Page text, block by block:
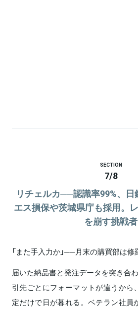
SECTION
7/8
リチェルカ──認識率99%、日
エス損保や茨城県庁も採用。
を崩す挑戦者
「また手入力か」──月末の購買部は修
届いた納品書と発注データを突き合
引先ごとにフォーマットが違うから
定だけで日が暮れる。ベテラン社員